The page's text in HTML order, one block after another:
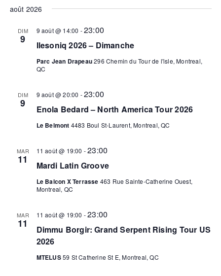
et
de
une
août 2026
DIM
9 Ilesoniq 2026 – Dimanche
9 août @ 14:00 -23:00
Parc Jean Drapeau296 Chemin du Tour de l'isle, Montreal,
QC
DIM
9 Enola Bedard – North America Tour 2026
9 août @ 20:00 -23:00
Le Belmont 4483 Boul St-Laurent, Montreal, QC
MAR
11 Mardi Latin Groove
11 août @ 19:00 -23:00
Le Balcon X Terrasse 463 Rue Sainte-Catherine Ouest,
Montreal, QC
MAR
11
Dimmu Borgir: Grand Serpent Rising Tour US
2026
11 août @ 19:00 -23:00
MTELUS59 St Catherine St E, Montreal, QC